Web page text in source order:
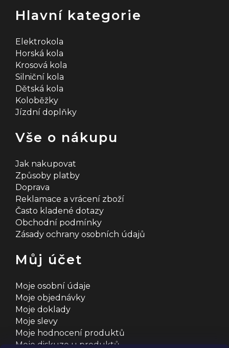
Hlavní kategorie
Elektrokola
Horská kola
Krosová kola
Silniční kola
Dětská kola
Koloběžky
Jízdní doplňky
Vše o nákupu
Jak nakupovat
Způsoby platby
Doprava
Reklamace a vrácení zboží
Často kladené dotazy
Obchodní podmínky
Zásady ochrany osobních údajů
Můj účet
Moje osobní údaje
Moje objednávky
Moje doklady
Moje slevy
Moje hodnocení produktů
Moje diskuze u produktů